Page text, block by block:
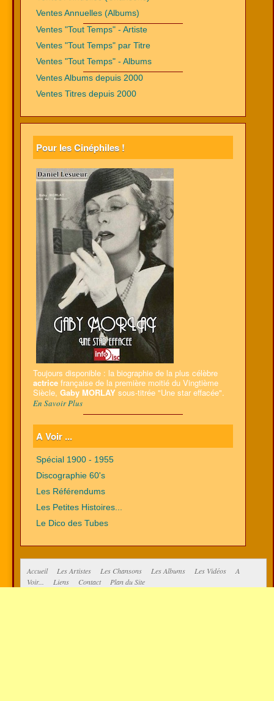
Ventes Annuelles (Albums)
Ventes "Tout Temps" - Artiste
Ventes "Tout Temps" par Titre
Ventes "Tout Temps" - Albums
Ventes Albums depuis 2000
Ventes Titres depuis 2000
Pour les Cinéphiles !
Toujours disponible : la biographie de la plus célèbre
actrice française de la première moitié du Vingtième
Siècle, Gaby MORLAY sous-titrée "Une star effacée".
En Savoir Plus
A Voir ...
Spécial 1900 - 1955
Discographie 60's
Les Référendums
Les Petites Histoires...
Le Dico des Tubes
Accueil Les Artistes Les Chansons Les Albums Les Vidéos
A
Voir...
Liens Contact Plan du Site